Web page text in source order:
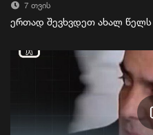
7 თვის
ერთად შევხვდეთ ახალ